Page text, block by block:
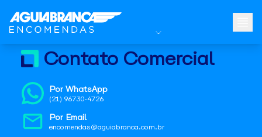
Contato Comercial
Por WhatsApp
(21) 96730-4726
Por Email
encomendas@aguiabranca.com.br